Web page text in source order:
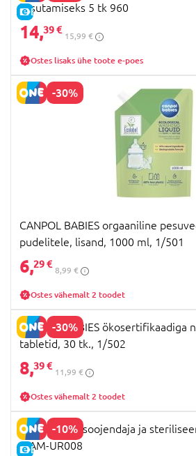
E-HIND
kasutamiseks 5 tk 960
14,39 €
15,99 €
Ostes lisaks ühe toote e-poes
-30%
CANPOL BABIES orgaaniline
pudelitele, lisand, 1000 ml, 1/501
6,29 €
8,99 €
Ostes vähemalt 2 toodet
-30%
CANPOL BABIES ökosertifikaadiga
tabletid, 30 tk., 1/502
8,39 €
11,99 €
Ostes vähemalt 2 toodet
-10%
E-HIND
NENO pudelisoojendaja ja
MAM-UR008